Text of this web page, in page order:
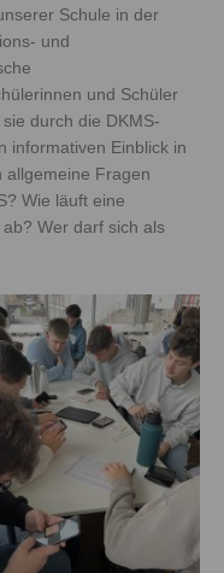
Schule in der
und
und Schüler
durch die DKMS-
informativen Einblick in
allgemeine Fragen
Wie läuft eine
Wer darf sich als